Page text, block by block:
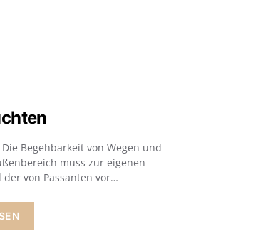
Begehbarkeit von Wegen und
muss zur eigenen
von Passanten vor…